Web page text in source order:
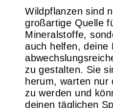
Wildpflanzen sind
großartige Quelle
Mineralstoffe,
auch helfen, deine
zu gestalten. Sie
herum, warten nur
zu werden und
deinen täglichen